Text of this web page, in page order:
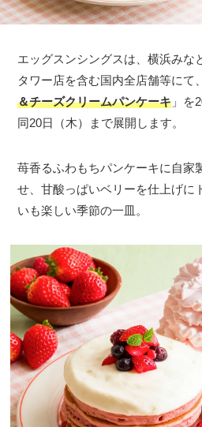
エッグスンシングスは、横浜みな
タワー店を含む国内全店舗等にて
＆チーズクリームパンケーキ 」を
同20日（木）まで展開します。
苺香るふわもちパンケーキに自家
せ、甘酸っぱいベリーを仕上げに
いも楽しい季節の一皿。